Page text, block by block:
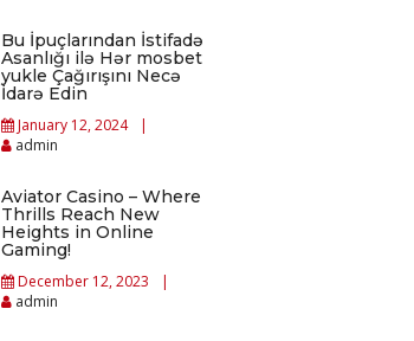
Bu İpuçlarından İstifadə
Asanlığı ilə Hər mosbet
yukle Çağırışını Necə
İdarə Edin
January 12, 2024
admin
Aviator Casino – Where
Thrills Reach New
Heights in Online
Gaming!
December 12, 2023
admin